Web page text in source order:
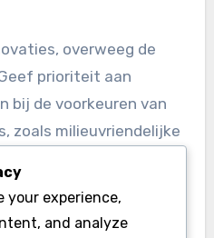
overweeg de
prioriteit aan
bij de voorkeuren van
zoals milieuvriendelijke
te
your experience,
and analyze